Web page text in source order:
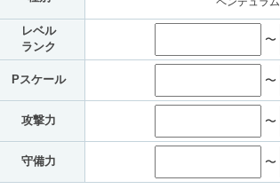
レベル
ランク
〜
Pスケール 〜
攻撃力 〜
守備力 〜